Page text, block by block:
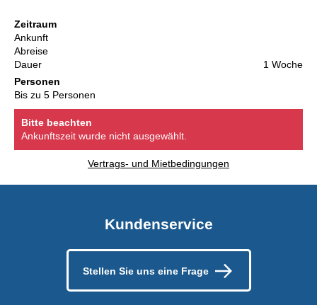
Zeitraum
Ankunft
Abreise
Dauer
1 Woche
Personen
Bis zu 5 Personen
Bitte beachten
Ankunftszeit wurde nicht ausgewählt.
Vertrags- und Mietbedingungen
Kundenservice
Stellen Sie uns eine Frage